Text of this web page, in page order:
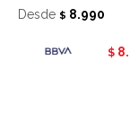
Desde $ 8.990
$